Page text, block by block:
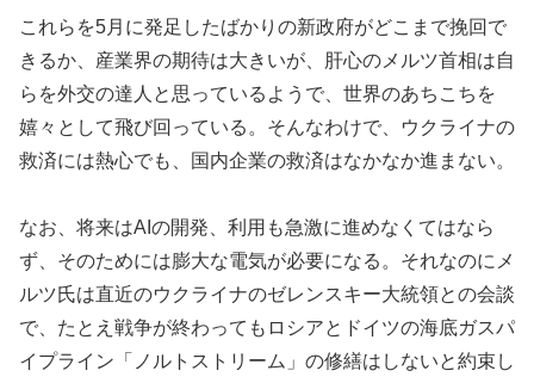
これらを5月に発足したばかりの新政府がどこまで挽回で
きるか、産業界の期待は大きいが、肝心のメルツ首相は自
らを外交の達人と思っているようで、世界のあちこちを
嬉々として飛び回っている。そんなわけで、ウクライナの
救済には熱心でも、国内企業の救済はなかなか進まない。
なお、将来はAIの開発、利用も急激に進めなくてはなら
ず、そのためには膨大な電気が必要になる。それなのにメ
ルツ氏は直近のウクライナのゼレンスキー大統領との会談
で、たとえ戦争が終わってもロシアとドイツの海底ガスパ
イプライン「ノルトストリーム」の修繕はしないと約束し